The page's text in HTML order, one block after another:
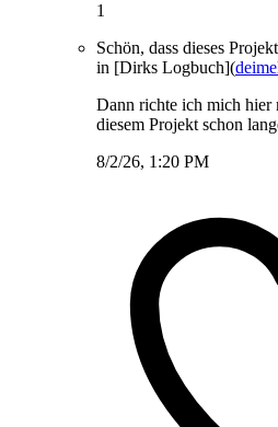
1
Schön, dass dieses
in [Dirks Logbuch](
Dann richte ich mich hier
diesem Projekt schon
8/2/26, 1:20 PM